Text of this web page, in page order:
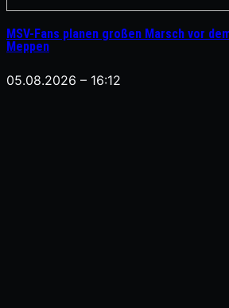
MSV-Fans planen großen Marsch vor
Meppen
05.08.2026 – 16:12